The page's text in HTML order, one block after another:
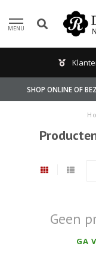
MENU
SHOP ONLINE OF
Geen
GA